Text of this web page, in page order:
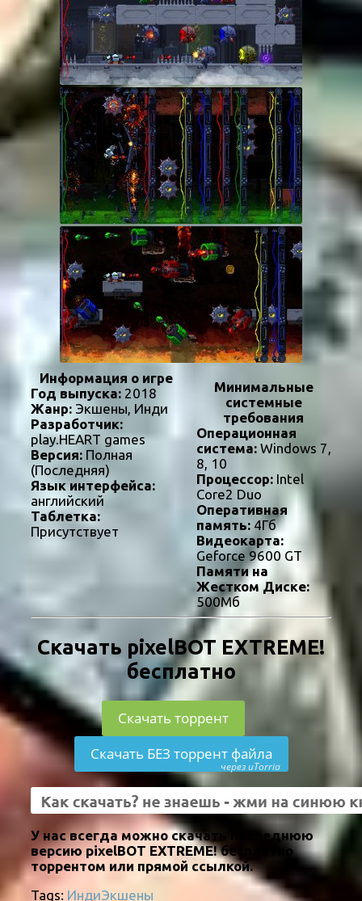
Информация о игре
Год выпуска: 2018
Жанр: Экшены, Инди
Разработчик:
play.HEART games
Версия: Полная
(Последняя)
Язык интерфейса:
английский
Таблетка:
Присутствует
Минимальные
системные
требования
Операционная
система:Windows 7,
8, 10
Процессор:Intel
Core2 Duo
Оперативная
память:4Гб
Видеокарта:
Geforce 9600 GT
Памяти на
Жестком Диске:
500Мб
Скачать pixelBOT EXTREME!
бесплатно
Скачать торрент
Скачать БЕЗ торрент файла
через uTorria
У нас всегда можно скачать последнюю
версию pixelBOT EXTREME! бесплатно
торрентом или прямой ссылкой.
Tags: ИндиЭкшены